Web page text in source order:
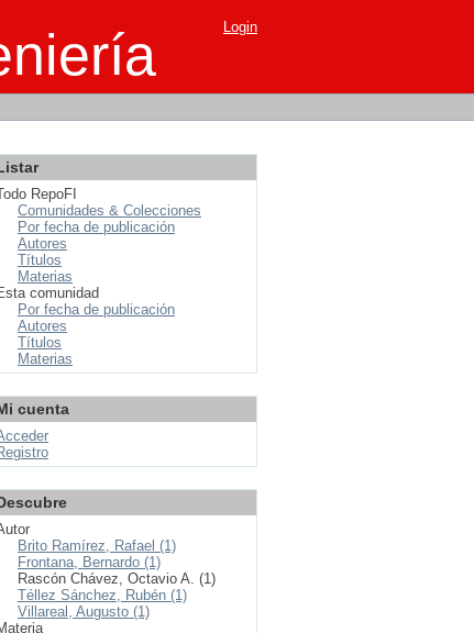
Login
RepoFI
Comunidades & Colecciones
Por fecha de publicación
Autores
Títulos
Materias
comunidad
Por fecha de publicación
Autores
Títulos
Materias
cuenta
Brito Ramírez, Rafael (1)
Frontana, Bernardo (1)
Rascón Chávez, Octavio A. (1)
Téllez Sánchez, Rubén (1)
Villareal, Augusto (1)